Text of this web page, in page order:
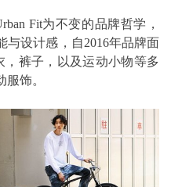
Fit为不变的品牌哲学，
与设计感，自2016年品牌面
裤子，以及运动小物等多
饰。